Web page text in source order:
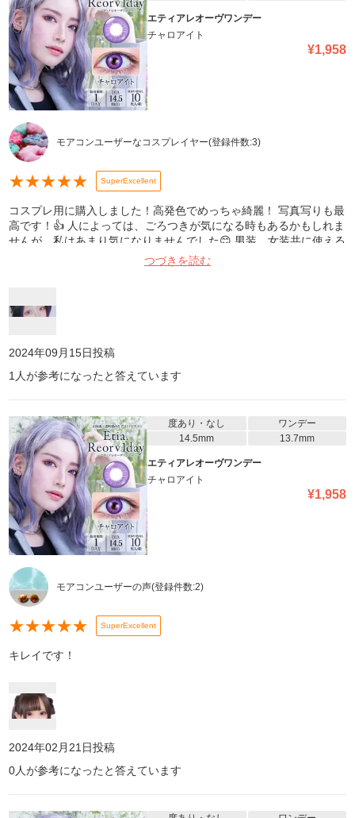
エティアレオーヴワンデー
チャロアイト
¥1,958
モアコンユーザーなコスプレイヤー(登録件数:3)
★★★★★ SuperExcellent
コスプレ用に購入しました！高発色でめっちゃ綺麗！ 写真写りも最
高です！👍 人によっては、ごろつきが気になる時もあるかもしれま
せんが、私はあまり気になりませんでした😊 男装、女装共に使える
丁度いい大きさです👏 このシリーズは全体的に発色がよく めちゃ
くちゃお気に入りなので他のカラーも愛用してます！ この金額で1
つづきを読む
2024年09月15日投稿
1 人が参考になったと答えています
度あり・なし
ワンデー
14.5mm
13.7mm
エティアレオーヴワンデー
チャロアイト
¥1,958
モアコンユーザーの声(登録件数:2)
★★★★★ SuperExcellent
キレイです！
2024年02月21日投稿
0人が参考になったと答えています